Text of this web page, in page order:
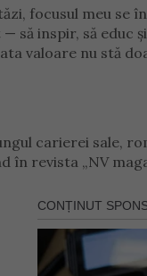
focusul meu se
— să inspir, să educ
valoare nu stă
carierei sale,
în revista „NV